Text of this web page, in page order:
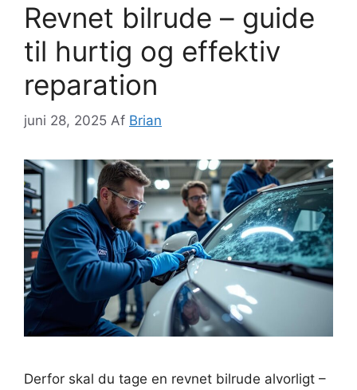
Revnet bilrude – guide
til hurtig og effektiv
reparation
juni 28, 2025 Af Brian
Derfor skal du tage en revnet bilrude alvorligt –